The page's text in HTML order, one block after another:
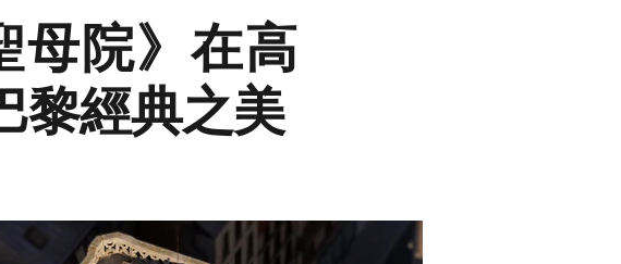
母院》在高
黎經典之美